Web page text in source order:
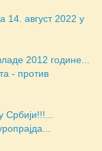
14. август 2022 у
2012 године...
- против
Србији!!!...